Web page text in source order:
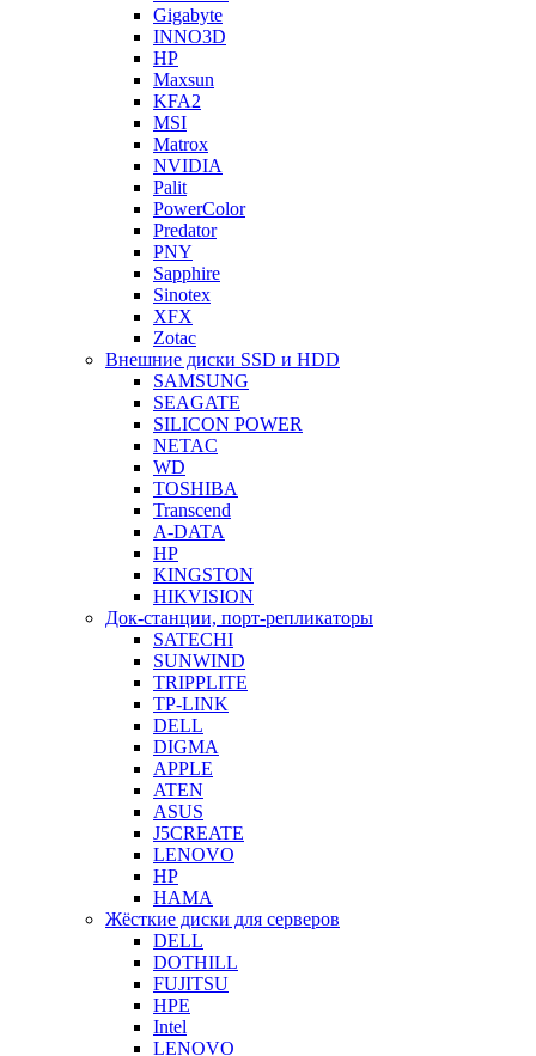
Gigabyte
INNO3D
HP
Maxsun
KFA2
MSI
Matrox
NVIDIA
Palit
PowerColor
Predator
PNY
Sapphire
Sinotex
XFX
Zotac
Внешние диски SSD и HDD
SAMSUNG
SEAGATE
SILICON POWER
NETAC
WD
TOSHIBA
Transcend
A-DATA
HP
KINGSTON
HIKVISION
Док-станции, порт-репликаторы
SATECHI
SUNWIND
TRIPPLITE
TP-LINK
DELL
DIGMA
APPLE
ATEN
ASUS
J5CREATE
LENOVO
HP
HAMA
Жёсткие диски для серверов
DELL
DOTHILL
FUJITSU
HPE
Intel
LENOVO